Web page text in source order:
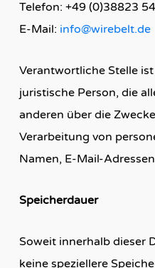
Telefon: +49 (0)38823
E-Mail: info@wirebelt.de
Verantwortliche Stelle
juristische Person, die
anderen über die
Verarbeitung von
Namen, E-Mail-
Speicherdauer
Soweit innerhalb dieser
keine speziellere